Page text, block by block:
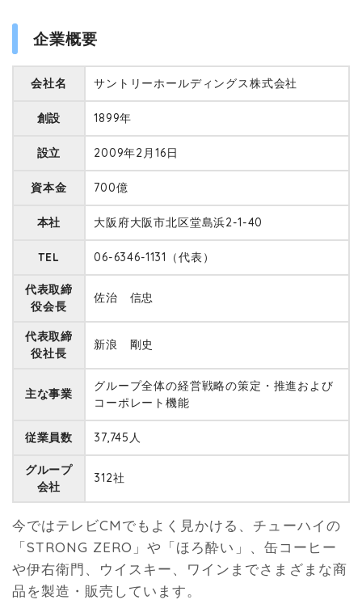
企業概要
会社名 サントリーホールディングス株式会社
創設 1899年
設立 2009年2月16日
資本金 700億
本社 大阪府大阪市北区堂島浜2-1-40
TEL 06-6346-1131（代表）
代表取締
役会長
佐治 信忠
代表取締
役社長
新浪 剛史
主な事業
グループ全体の経営戦略の策定・推進および
コーポレート機能
従業員数 37,745人
グループ
会社
312社
今ではテレビCMでもよく見かける、チューハイの
「STRONG ZERO」や「ほろ酔い」、缶コーヒー
や伊右衛門、ウイスキー、ワインまでさまざまな商
品を製造・販売しています。